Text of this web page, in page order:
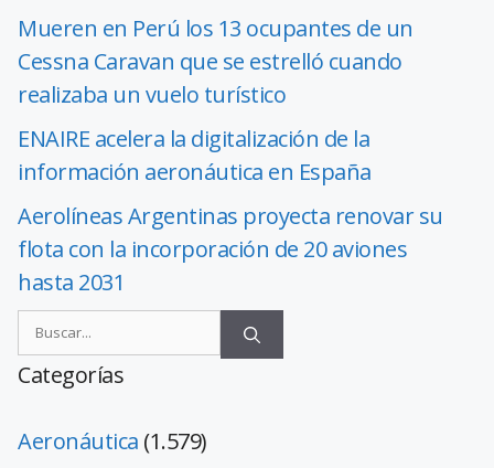
Mueren en Perú los 13 ocupantes de un
Cessna Caravan que se estrelló cuando
realizaba un vuelo turístico
ENAIRE acelera la digitalización de la
información aeronáutica en España
Aerolíneas Argentinas proyecta renovar su
flota con la incorporación de 20 aviones
hasta 2031
Categorías
Aeronáutica (1.579)